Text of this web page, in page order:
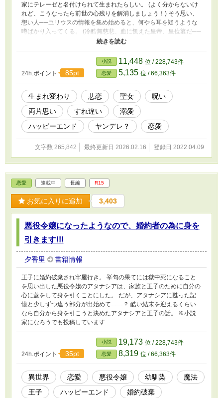
家にテレーゼと名付けられて生まれたらしい。 (よく分からないけ
れど、こうなったら前世の心残りを解消しましょう！) そう思い、
想い人──ユリウスの情報を集め始めると、何やら耳を疑うような
噂ばかり入ってくる。 (冷酷無慈悲、血に飢えた皇帝、皇位簒だ──
父帝殺害！？ えっ、あの優しかったユースが……？) 記憶と真反
の侍女に志願した。 だが、そこにいた彼は17年前と変わらない美
貌を除いて過去の面影が一切無くなっていて──？ 「はっ戯言を述
べるのはいい加減にしろ。……臣下は狂帝だと噂するのに」 「そ
んなことありません。誰が何を言おうと、わたしはユリウス陛下が
お優しい方だと知っています」 徐々に何者なのか疑われているの
を知らぬまま、テレーゼとなったイザベルは、過去に囚われ続け、
止まってしまった針を動かしていく。 これは悲恋に終わったはず
の恋がもう一度、結ばれるまでの話。
24h.ポイント 85pt
小説 11,448 位 / 228,743件
恋愛 5,135 位 / 66,363件
生まれ変わり 悲恋 聖女
呪い
両片思い
すれ違い
溺愛
ハッピーエンド
ヤンデレ？ 恋愛
文字数 265,842 最終更新日 2026.02.16 登録日 2022.04.09
恋愛 連載中 長編 R15
お気に入りに追加 3,403
悪役令嬢になったようなので、婚約者の為に身を
引きます!!!
夕香里 書籍情報
王子に婚約破棄され牢屋行き。 挙句の果てには獄中死になること
を思い出した悪役令嬢のアタナシアは、家族と王子のために自分の
心に蓋をして身を引くことにした。 だが、アタナシアに甦った記
憶と少しずつ違う部分が出始めて……？ 酷い結末を迎えるくらい
なら自分から身を引こうと決めたアタナシアと王子の話。 ※小説
家になろうでも投稿しています
24h.ポイント 35pt
小説 19,173 位 / 228,743件
恋愛 8,319 位 / 66,363件
異世界 恋愛 悪役令嬢 幼馴染
魔法
王子
ハッピーエンド 婚約破棄